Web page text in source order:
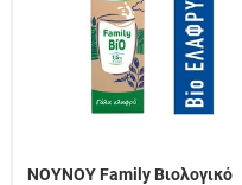
ΝΟΥΝΟΥ Family Βιολογικό